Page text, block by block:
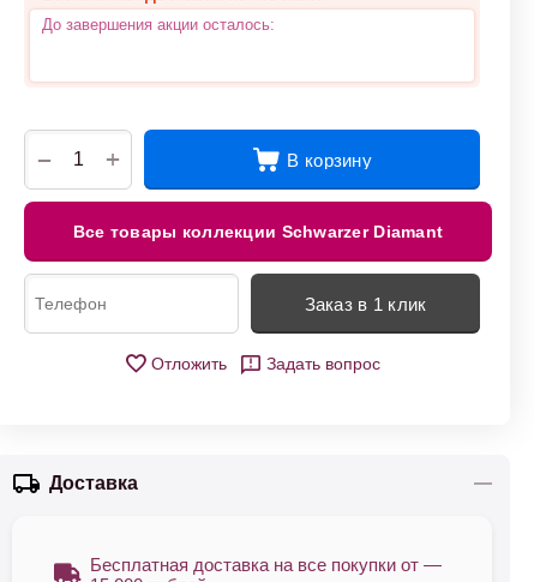
До завершения акции осталось:
+
− В корзину
Все товары коллекции Schwarzer Diamant
Заказ в 1 клик
Отложить Задать вопрос
Доставка
Бесплатная доставка на все покупки от —